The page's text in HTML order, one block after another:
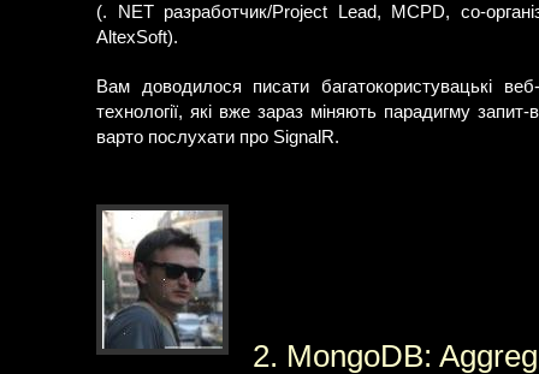
(. NET разработчик/Project Lead, MCPD, со-
AltexSoft).
Вам доводилося писати багатокористувацькі
технології, які вже зараз міняють парадигму
варто послухати про SignalR.
2. MongoDB: